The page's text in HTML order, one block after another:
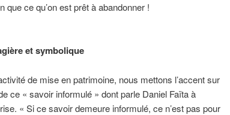
ce qu’on est prêt à abandonner !
et symbolique
de mise en patrimoine, nous mettons l’accent sur
ce « savoir informulé » dont parle Daniel Faïta à
« Si ce savoir demeure informulé, ce n’est pas pour